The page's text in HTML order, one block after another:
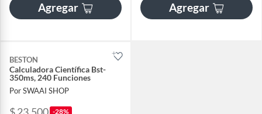
Agregar Agregar
BESTON
Calculadora Científica Bst-
350ms, 240 Funciones
Por SWAAI SHOP
-28%